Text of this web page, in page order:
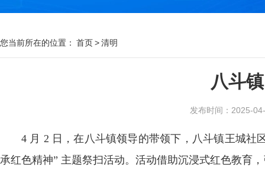
您当前所在的位置： 首页>清明
八斗
发布时间：2025-
4 月 2 日，在八斗镇领导的带领下，八斗镇王城社
承红色精神” 主题祭扫活动。活动借助沉浸式红色教育